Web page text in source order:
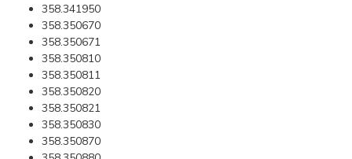
358.341950
358.350670
358.350671
358.350810
358.350811
358.350820
358.350821
358.350830
358.350870